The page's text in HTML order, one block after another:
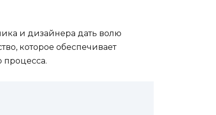
и дизайнера дать волю
которое обеспечивает
процесса.